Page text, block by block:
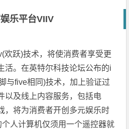
乐平台VIIV
欢跃)技术，将使消费者享受更
活。在英特尔科技论坛公布的i
与five相同)技术，加上验证过
以及线上内容服务，包括电
，将为消费者开创多元娱乐时
人计算机仅须用一个遥控器就